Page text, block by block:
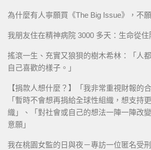
為什麼有人寧願買《The Big Issue》，不
我朋友住在精神病院 3000 多天：生命從
搖滾一生、充實又狼狽的樹木希林：「人
自己喜歡的樣子。」
【捐款人想什麼？】「我非常重視財報的
「暫時不會想再捐給全球性組織，想支持
織」、「對社會或自己的想法一陣一陣改
意願」
我在桃園女監的日與夜－專訪一位匿名受